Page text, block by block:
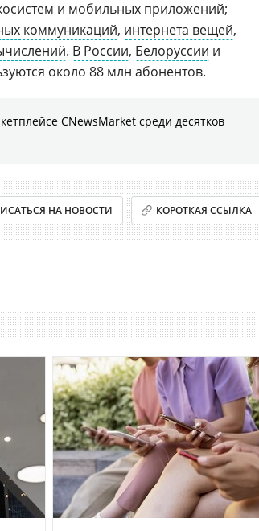
и мобильных приложений;
коммуникаций, интернета вещей,
. В России, Белоруссии и
около 88 млн абонентов.
CNewsMarket среди десятков
НА НОВОСТИ КОРОТКАЯ ССЫЛКА